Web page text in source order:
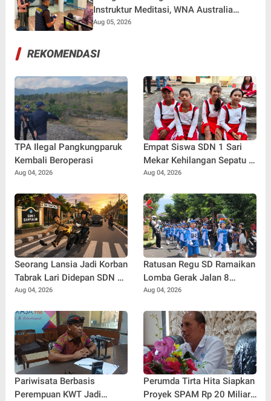
Instruktur Meditasi, WNA Australia
Dideportasi Imigrasi Singaraja
Aug 05, 2026
REKOMENDASI
TPA Ilegal Pangkungparuk
Kembali Beroperasi
Aug 04, 2026
Empat Siswa SDN 1 Sari
Mekar Kehilangan Sepatu di
Tengah Lomba, Tetap
Merah Putih
Aug 04, 2026
Seorang Lansia Jadi Korban
Tabrak Lari Didepan SDN 1
Banyuasri, Polisi Buru
Aug 04, 2026
Ratusan Regu SD Ramaikan
Lomba Gerak Jalan 8
Kilometer di Buleleng
Aug 04, 2026
Pariwisata Berbasis
Perempuan KWT Jadi
Perumda Tirta Hita Siapkan
Proyek SPAM Rp 20 Miliar,